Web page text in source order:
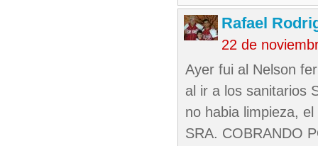
Rafael
22 de
Ayer fui al Nelson
al ir a los sanitarios
no habia limpieza,
SRA. COBRANDO